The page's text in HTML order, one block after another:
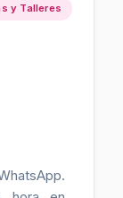
y Talleres